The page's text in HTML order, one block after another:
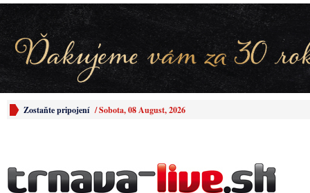
Zostaňte pripojení /Sobota, 08 August, 2026